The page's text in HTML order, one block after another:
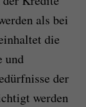
als bei
die
und
der
werden